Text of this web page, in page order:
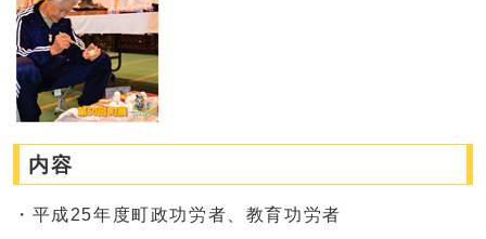
内容
・平成25年度町政功労者、教育功労者